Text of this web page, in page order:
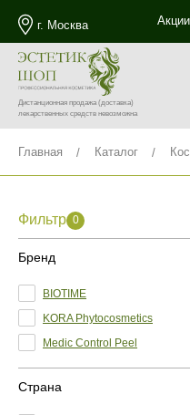
г. Москва
Дистанционная продажа(доставка)
лекарственных средств невозможна
Главная Каталог
Фильтр 0
Бренд
BIOTIME
KORA Phytocosmetics
Medic Control Peel
Страна